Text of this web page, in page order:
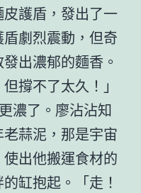
護盾，發出了一
劇烈震動，但奇
出濃郁的麵香。
撐不了太久！」
濃了。廖沾沾知
蒜泥，那是宇宙
出他搬運食材的
缸抱起。「走！